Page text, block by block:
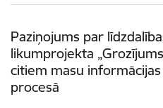
Paziņojums par
likumprojekta
citiem masu
procesā